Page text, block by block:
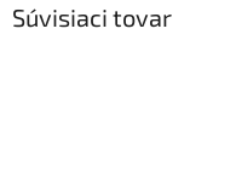
Súvisiaci tovar